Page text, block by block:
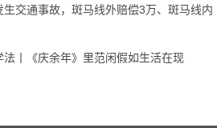
生交通事故，斑马线外赔偿3万、斑马线内
法丨《庆余年》里范闲假如生活在现